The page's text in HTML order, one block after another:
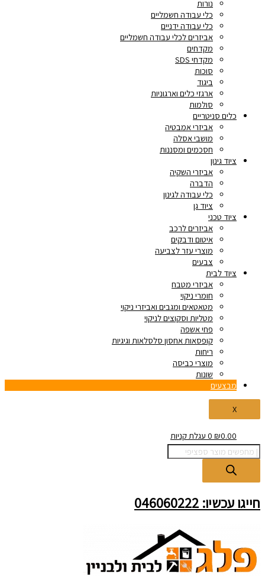
נורות
כלי עבודה חשמליים
כלי עבודה ידניים
אביזרים לכלי עבודה חשמליים
מקדחים
מקדחי SDS
סוכות
ביגוד
ארגזי כלים וארגוניות
סולמות
כלים סניטריים
אביזרי אמבטיה
מושבי אסלה
חסכמים ומסננות
ציוד גינון
אביזרי השקיה
הדברה
כלי עבודה לגינון
ציוד גן
ציוד טכני
אביזרים לרכב
איטום ודבקים
מוצרי עזר לצביעה
צבעים
ציוד לבית
אביזרי מטבח
חומרי ניקוי
מטאטאים ומגבים ואביזרי ניקוי
מטליות וסקוצים לניקוי
פחי אשפה
קופסאות אחסון סלסלאות וגיגיות
ריחות
מוצרי כביסה
שונות
מבצעים
X
₪0.00
0 עגלת קניות
חייגו עכשיו: 046060222